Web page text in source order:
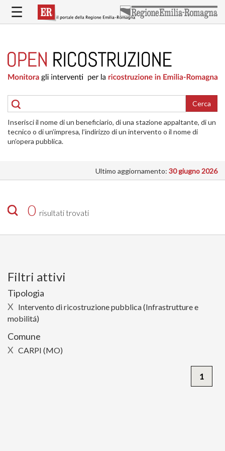
contenuto
RICOSTRUZIONE
PUBBLICA
DELLE
ABITAZIONI
RICOSTRUZIONE
ATTIVITÀ
INTERVENTI
SI
☰
Cerca
Inserisci il nome di un beneficiario, di una stazione appaltante, di un
tecnico o di un’impresa, l’indirizzo di un intervento o il nome di
un’opera pubblica.
Ultimo aggiornamento: 30 giugno 2026
0 risultati trovati
Filtri attivi
Tipologia
X Intervento di ricostruzione pubblica (Infrastrutture e
mobilitá)
Comune
X CARPI (MO)
1